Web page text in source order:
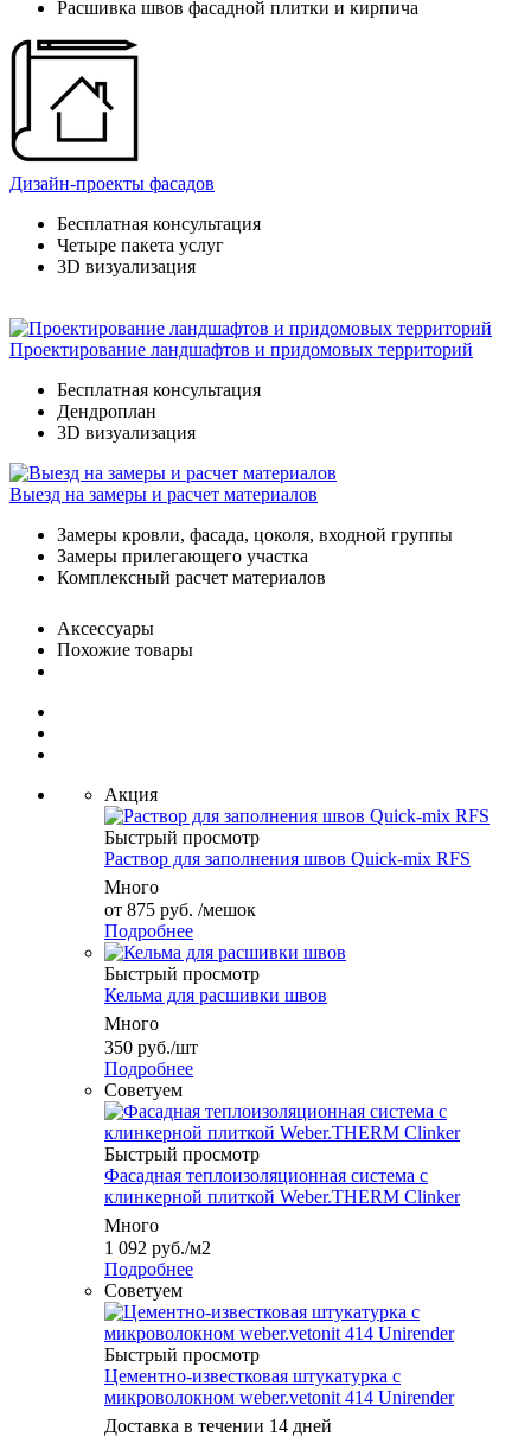
Расшивка швов фасадной плитки и кирпича
Дизайн-проекты фасадов
Бесплатная консультация
Четыре пакета услуг
3D визуализация
Проектирование ландшафтов и придомовых территорий
Бесплатная консультация
Дендроплан
3D визуализация
Выезд на замеры и расчет материалов
Замеры кровли, фасада, цоколя, входной группы
Замеры прилегающего участка
Комплексный расчет материалов
Аксессуары
Похожие товары
Акция
Быстрый просмотр
Раствор для заполнения швов Quick-mix RFS
Много
от 875 руб. /мешок
Подробнее
Быстрый просмотр
Кельма для расшивки швов
Много
350 руб./шт
Подробнее
Советуем
Быстрый просмотр
Фасадная теплоизоляционная система с
клинкерной плиткой Weber.THERM Clinker
Много
1 092 руб./м2
Подробнее
Советуем
Быстрый просмотр
Цементно-известковая штукатурка с
микроволокном weber.vetonit 414 Unirender
Доставка в течении 14 дней